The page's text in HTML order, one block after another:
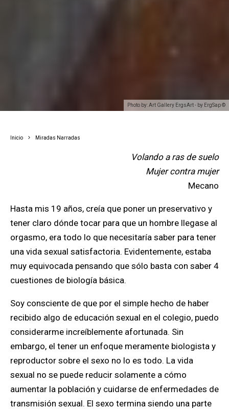
Photo by: Art Gallery ErgsArt - by ErgSap ©
Inicio Miradas Narradas
Volando a ras de suelo
Mujer contra mujer
Mecano
Hasta mis 19 años, creía que poner un preservativo y
tener claro dónde tocar para que un hombre llegase al
orgasmo, era todo lo que necesitaría saber para tener
una vida sexual satisfactoria. Evidentemente, estaba
muy equivocada pensando que sólo basta con saber 4
cuestiones de biología básica.
Soy consciente de que por el simple hecho de haber
recibido algo de educación sexual en el colegio, puedo
considerarme increíblemente afortunada. Sin
embargo, el tener un enfoque meramente biologista y
reproductor sobre el sexo no lo es todo. La vida
sexual no se puede reducir solamente a cómo
aumentar la población y cuidarse de enfermedades de
transmisión sexual. El sexo termina siendo una parte